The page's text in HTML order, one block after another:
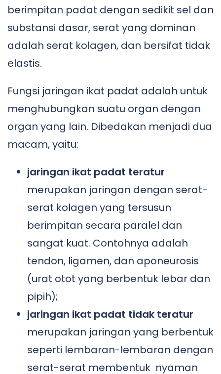
berimpitan padat dengan sedikit sel dan
substansi dasar, serat yang dominan
adalah serat kolagen, dan bersifat tidak
elastis.
Fungsi jaringan ikat padat adalah untuk
menghubungkan suatu organ dengan
organ yang lain. Dibedakan menjadi dua
macam, yaitu:
jaringan ikat padat teratur
merupakan jaringan dengan serat-
serat kolagen yang tersusun
berimpitan secara paralel dan
sangat kuat. Contohnya adalah
tendon, ligamen, dan aponeurosis
(urat otot yang berbentuk lebar dan
pipih);
jaringan ikat padat tidak teratur
merupakan jaringan yang berbentuk
seperti lembaran-lembaran dengan
serat-serat membentuk nyaman